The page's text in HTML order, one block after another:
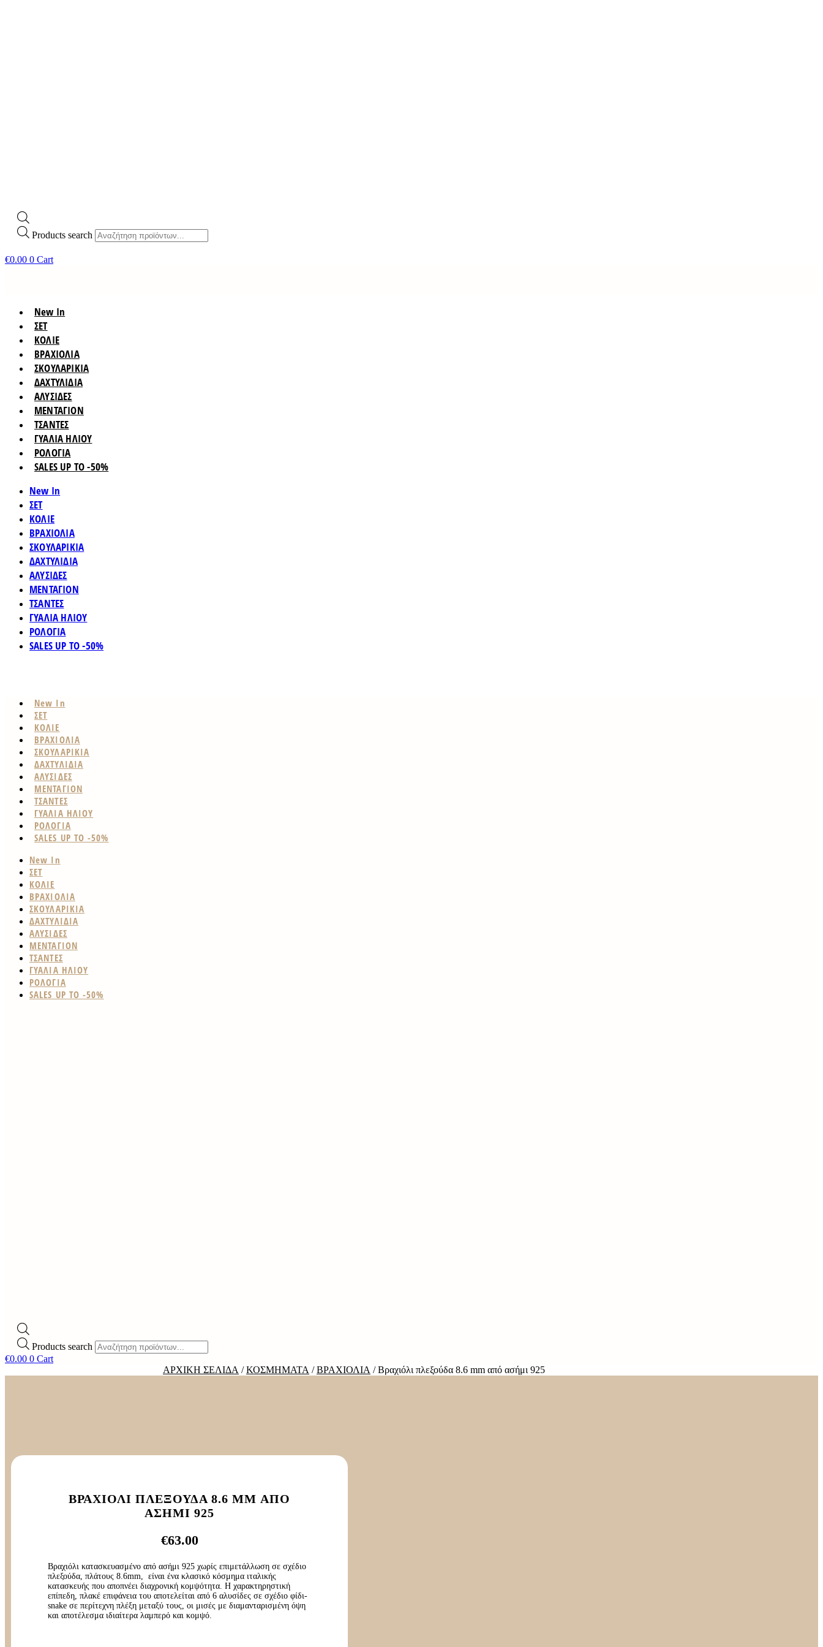
Products search
€0.00 0 Cart
New In
ΣΕΤ
ΚΟΛΙΕ
ΒΡΑΧΙΟΛΙΑ
ΣΚΟΥΛΑΡΙΚΙΑ
ΔΑΧΤΥΛΙΔΙΑ
ΑΛΥΣΙΔΕΣ
ΜΕΝΤΑΓΙΟΝ
ΤΣΑΝΤΕΣ
ΓΥΑΛΙΑ ΗΛΙΟΥ
ΡΟΛΟΓΙΑ
SALES UP TO -50%
New In
ΣΕΤ
ΚΟΛΙΕ
ΒΡΑΧΙΟΛΙΑ
ΣΚΟΥΛΑΡΙΚΙΑ
ΔΑΧΤΥΛΙΔΙΑ
ΑΛΥΣΙΔΕΣ
ΜΕΝΤΑΓΙΟΝ
ΤΣΑΝΤΕΣ
ΓΥΑΛΙΑ ΗΛΙΟΥ
ΡΟΛΟΓΙΑ
SALES UP TO -50%
New In
ΣΕΤ
ΚΟΛΙΕ
ΒΡΑΧΙΟΛΙΑ
ΣΚΟΥΛΑΡΙΚΙΑ
ΔΑΧΤΥΛΙΔΙΑ
ΑΛΥΣΙΔΕΣ
ΜΕΝΤΑΓΙΟΝ
ΤΣΑΝΤΕΣ
ΓΥΑΛΙΑ ΗΛΙΟΥ
ΡΟΛΟΓΙΑ
SALES UP TO -50%
New In
ΣΕΤ
ΚΟΛΙΕ
ΒΡΑΧΙΟΛΙΑ
ΣΚΟΥΛΑΡΙΚΙΑ
ΔΑΧΤΥΛΙΔΙΑ
ΑΛΥΣΙΔΕΣ
ΜΕΝΤΑΓΙΟΝ
ΤΣΑΝΤΕΣ
ΓΥΑΛΙΑ ΗΛΙΟΥ
ΡΟΛΟΓΙΑ
SALES UP TO -50%
Products search
€0.00 0 Cart
ΑΡΧΙΚΉ ΣΕΛΊΔΑ /ΚΟΣΜΉΜΑΤΑ /ΒΡΑΧΙΌΛΙΑ / Βραχιόλι πλεξούδα 8.6 mm από ασήμι 925
ΒΡΑΧΙΌΛΙ ΠΛΕΞΟΎΔΑ 8.6 MM ΑΠΌ
ΑΣΉΜΙ 925
€63.00
Βραχιόλι κατασκευασμένο από ασήμι 925 χωρίς επιμετάλλωση σε σχέδιο
πλεξούδα, πλάτους 8.6mm, είναι ένα κλασικό κόσμημα ιταλικής
κατασκευής που αποπνέει διαχρονική κομψότητα. Η χαρακτηρηστική
επίπεδη, πλακέ επιφάνεια του αποτελείται από 6 αλυσίδες σε σχέδιο φίδι-
snake σε περίτεχνη πλέξη μεταξύ τους, οι μισές με διαμανταρισμένη όψη
και αποτέλεσμα ιδιαίτερα λαμπερό και κομψό.